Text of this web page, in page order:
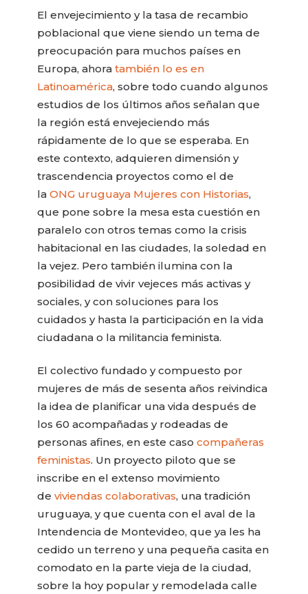
El envejecimiento y la tasa de recambio
poblacional que viene siendo un tema de
preocupación para muchos países en
Europa, ahoratambién lo es en
Latinoamérica, sobre todo cuando algunos
estudios de los últimos años señalan que
la región está envejeciendo más
rápidamente de lo que se esperaba. En
este contexto, adquieren dimensión y
trascendencia proyectos como el de
laONG uruguaya Mujeres con Historias,
que pone sobre la mesa esta cuestión en
paralelo con otros temas como la crisis
habitacional en las ciudades, la soledad en
la vejez. Pero también ilumina con la
posibilidad de vivir vejeces más activas y
sociales, y con soluciones para los
cuidados y hasta la participación en la vida
ciudadana o la militancia feminista.
El colectivo fundado y compuesto por
mujeres de más de sesenta años reivindica
la idea de planificar una vida después de
los 60 acompañadas y rodeadas de
personas afines, en este casocompañeras
feministas. Un proyecto piloto que se
inscribe en el extenso movimiento
deviviendas colaborativas, una tradición
uruguaya, y que cuenta con el aval de la
Intendencia de Montevideo, que ya les ha
cedido un terreno y una pequeña casita en
comodato en la parte vieja de la ciudad,
sobre la hoy popular y remodelada calle